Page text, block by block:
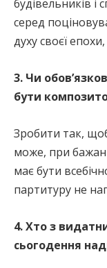
будівельників
серед
духу своєї
3. Чи
бути
Зробити так,
може, при
має бути
партитуру не
4. Хто з
сьогодення